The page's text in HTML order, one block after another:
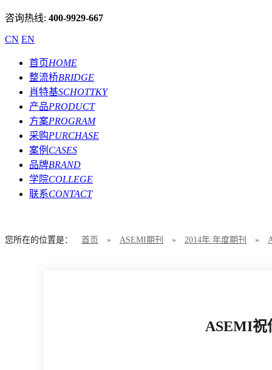
咨询热线: 400-9929-667
CN EN
首页HOME
整流桥BRIDGE
肖特基SCHOTTKY
产品PRODUCT
方案PROGRAM
采购PURCHASE
案例 CASES
品牌BRAND
学院COLLEGE
联系CONTACT
您所在的位置是： 首页 » ASEMI期刊 » 2014年 年度期刊 »
ASEMI祝